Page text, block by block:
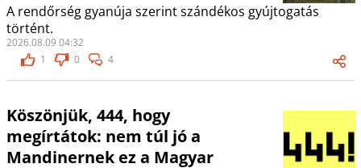
A rendőrség gyanúja szerint szándékos gyújtogatás
történt.
2026.08.09 04:32
1
0 4
Köszönjük, 444, hogy
megírtátok: nem túl jó a
Mandinernek ez a Magyar